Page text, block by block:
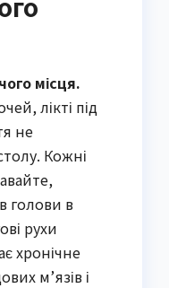
місця.
лікті під
не
Кожні
голови в
рухи
хронічне
м’язів і